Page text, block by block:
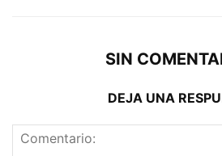
SIN
DEJA UNA